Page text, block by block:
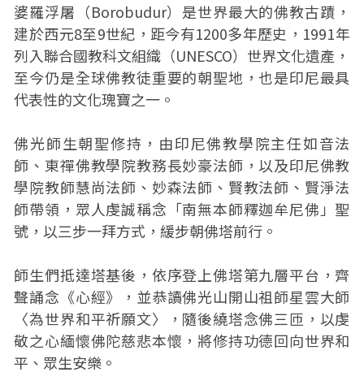
婆羅浮屠（Borobudur）是世界最大的佛教古蹟，
建於西元8至9世紀，距今有1200多年歷史，1991年
列入聯合國教科文組織（UNESCO）世界文化遺產，
至今仍是全球佛教徒重要的朝聖地，也是印尼最具
代表性的文化瑰寶之一。
佛光師生朝聖修持，由印尼佛教學院主任如音法
師、東禪佛教學院教務長妙豪法師，以及印尼佛教
學院教師慧尚法師、妙森法師、賢教法師、賢淨法
師帶領，眾人虔誠稱念「南無本師釋迦牟尼佛」聖
號，以三步一拜方式，緩步朝佛塔前行。
師生們抵達塔基後，依序登上佛塔第九層平台，齊
聲誦念《心經》，並恭讀佛光山開山祖師星雲大師
〈為世界和平祈願文〉，隨後繞塔念佛三匝，以虔
敬之心緬懷佛陀慈悲本懷，將修持功德回向世界和
平、眾生安樂。